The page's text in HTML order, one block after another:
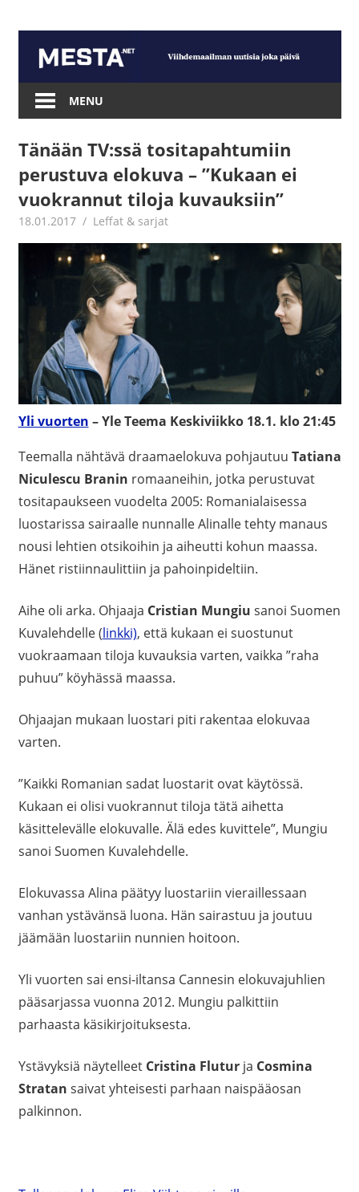
content
Mesta.net
MENU
Tänään TV:ssä tositapahtumiin
perustuva elokuva – ”Kukaan ei
vuokrannut tiloja kuvauksiin”
18.01.2017 Jouni Hirn
Leffat & sarjat
Yli vuorten – Yle Teema Keskiviikko 18.1. klo 21:45
Teemalla nähtävä draamaelokuva pohjautuu Tatiana
Niculescu Branin romaaneihin, jotka perustuvat
tositapaukseen vuodelta 2005: Romanialaisessa
luostarissa sairaalle nunnalle Alinalle tehty manaus
nousi lehtien otsikoihin ja aiheutti kohun maassa.
Hänet ristiinnaulittiin ja pahoinpideltiin.
Aihe oli arka. Ohjaaja Cristian Mungiu sanoi Suomen
Kuvalehdelle (linkki), että kukaan ei suostunut
vuokraamaan tiloja kuvauksia varten, vaikka ”raha
puhuu” köyhässä maassa.
Ohjaajan mukaan luostari piti rakentaa elokuvaa
varten.
”Kaikki Romanian sadat luostarit ovat käytössä.
Kukaan ei olisi vuokrannut tiloja tätä aihetta
käsittelevälle elokuvalle. Älä edes kuvittele”, Mungiu
sanoi Suomen Kuvalehdelle.
Elokuvassa Alina päätyy luostariin vieraillessaan
vanhan ystävänsä luona. Hän sairastuu ja joutuu
jäämään luostariin nunnien hoitoon.
Yli vuorten sai ensi-iltansa Cannesin elokuvajuhlien
pääsarjassa vuonna 2012. Mungiu palkittiin
parhaasta käsikirjoituksesta.
Ystävyksiä näytelleet Cristina Fluturja Cosmina
Stratan saivat yhteisesti parhaan naispääosan
palkinnon.